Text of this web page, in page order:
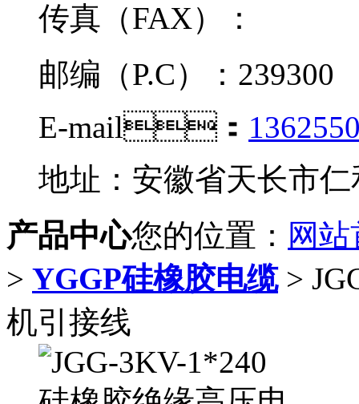
传真（FAX）：
邮编（P.C）：239300
E-mail：
地址：安徽省天长市
产品中心您的位置： 网
> YGGP硅橡胶电缆>
机引接线